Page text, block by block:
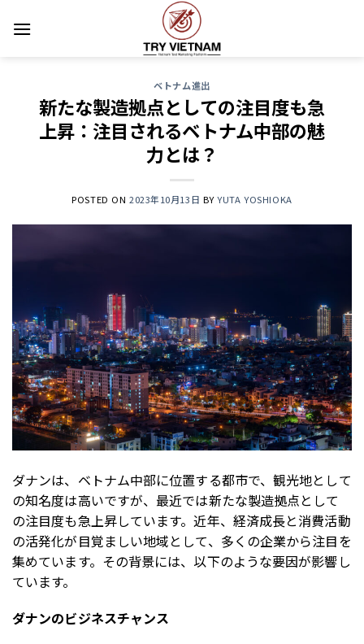
ベトナム進出
新たな製造拠点としての注目度も急
上昇：注目されるベトナム中部の魅
力とは？
POSTED ON 2023年10月13日 BYYUTA YOSHIOKA
ダナンは、ベトナム中部に位置する都市で、観光地として
の知名度は高いですが、最近では新たな製造拠点として
の注目度も急上昇しています。近年、経済成長と消費活動
の活発化が目覚ましい地域として、多くの企業から注目を
集めています。その背景には、以下のような要因が影響し
ています。
ダナンのビジネスチャンス